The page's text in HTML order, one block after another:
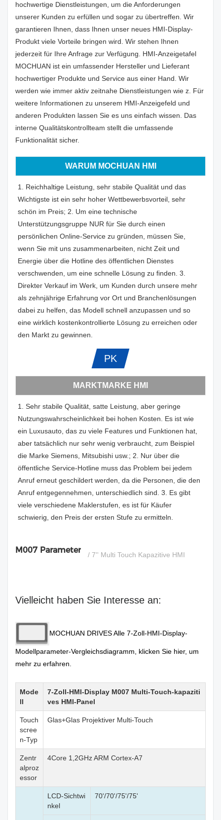
hochwertige Dienstleistungen, um die Anforderungen
unserer Kunden zu erfüllen und sogar zu übertreffen. Wir
garantieren Ihnen, dass Ihnen unser neues HMI-Display-
Produkt viele Vorteile bringen wird. Wir stehen Ihnen
jederzeit für Ihre Anfrage zur Verfügung. HMI-Anzeigetafel
MOCHUAN ist ein umfassender Hersteller und Lieferant
hochwertiger Produkte und Service aus einer Hand. Wir
werden wie immer aktiv zeitnahe Dienstleistungen wie z. Für
weitere Informationen zu unserem HMI-Anzeigefeld und
anderen Produkten lassen Sie es uns einfach wissen. Das
interne Qualitätskontrollteam stellt die umfassende
Funktionalität sicher.
WARUM MOCHUAN HMI
1. Reichhaltige Leistung, sehr stabile Qualität und das
Wichtigste ist ein sehr hoher Wettbewerbsvorteil, sehr
schön im Preis; 2. Um eine technische
Unterstützungsgruppe NUR für Sie durch einen
persönlichen Online-Service zu gründen, müssen Sie,
wenn Sie mit uns zusammenarbeiten, nicht Zeit und
Energie über die Hotline des öffentlichen Dienstes
verschwenden, um eine schnelle Lösung zu finden. 3.
Direkter Verkauf im Werk, um Kunden durch unsere mehr
als zehnjährige Erfahrung vor Ort und Branchenlösungen
dabei zu helfen, das Modell schnell anzupassen und so
eine wirklich kostenkontrollierte Lösung zu erreichen oder
den Markt zu gewinnen.
PK
MARKTMARKE HMI
1. Sehr stabile Qualität, satte Leistung, aber geringe
Nutzungswahrscheinlichkeit bei hohen Kosten. Es ist wie
ein Luxusauto, das zu viele Features und Funktionen hat,
aber tatsächlich nur sehr wenig verbraucht, zum Beispiel
die Marke Siemens, Mitsubishi usw.; 2. Nur über die
öffentliche Service-Hotline muss das Problem bei jedem
Anruf erneut geschildert werden, da die Personen, die den
Anruf entgegennehmen, unterschiedlich sind. 3. Es gibt
viele verschiedene Maklerstufen, es ist für Käufer
schwierig, den Preis der ersten Stufe zu ermitteln.
M007 Parameter / 7'' Multi Touch Kapazitive HMI
Vielleicht haben Sie Interesse an:
MOCHUAN DRIVES Alle 7-Zoll-HMI-Display-
Modellparameter-Vergleichsdiagramm, klicken Sie hier, um
mehr zu erfahren
Mode
ll
7-Zoll-HMI-Display M007 Multi-Touch-kapaziti
ves HMI-Panel
Touch
scree
n-Typ
Glas+Glas Projektiver Multi-Touch
Zentr
alproz
essor
4Core 1,2GHz ARM Cortex-A7
LCD-Sichtwi
nkel
70'/70'/75'/75'